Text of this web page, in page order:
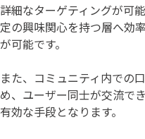
詳細なターゲティングが可
定の興味関心を持つ層へ効
が可能です。
また、コミュニティ内での
め、ユーザー同士が交流で
有効な手段となります。